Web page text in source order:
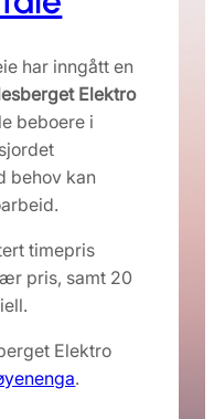
har inngått en
Elektro
beboere i
behov kan
timepris
pris, samt 20
Elektro
.